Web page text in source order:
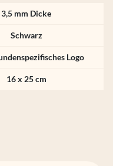
3,5 mm Dicke
Schwarz
Logo
16 x 25 cm